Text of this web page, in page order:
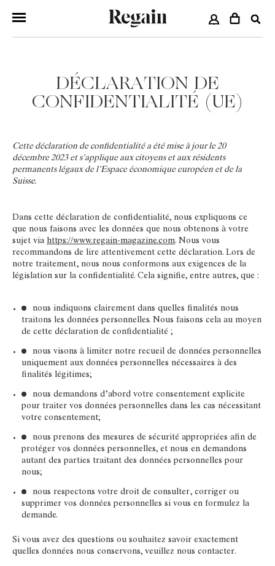
COMPTE
DÉCLARATION DE
CONFIDENTIALITÉ (UE)
Cette déclaration de confidentialité a été mise à jour le 20
décembre 2023 et s’applique aux citoyens et aux résidents
permanents légaux de l’Espace économique européen et de la
Suisse.
Dans cette déclaration de confidentialité, nous expliquons ce
que nous faisons avec les données que nous obtenons à votre
sujet via https://www.regain-magazine.com. Nous vous
recommandons de lire attentivement cette déclaration. Lors de
notre traitement, nous nous conformons aux exigences de la
législation sur la confidentialité. Cela signifie, entre autres, que :
nous indiquons clairement dans quelles finalités nous
traitons les données personnelles. Nous faisons cela au moyen
de cette déclaration de confidentialité ;
nous visons à limiter notre recueil de données personnelles
uniquement aux données personnelles nécessaires à des
finalités légitimes;
nous demandons d’abord votre consentement explicite
pour traiter vos données personnelles dans les cas nécessitant
votre consentement;
nous prenons des mesures de sécurité appropriées afin de
protéger vos données personnelles, et nous en demandons
autant des parties traitant des données personnelles pour
nous;
nous respectons votre droit de consulter, corriger ou
supprimer vos données personnelles si vous en formulez la
demande.
Si vous avez des questions ou souhaitez savoir exactement
quelles données nous conservons, veuillez nous contacter.